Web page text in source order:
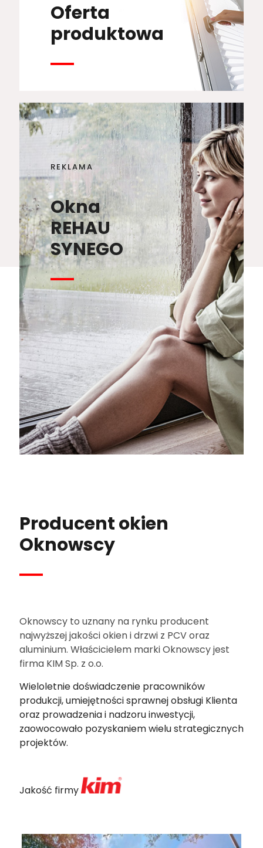
Oferta
produktowa
REKLAMA
Okna
REHAU
SYNEGO
Producent okien
Oknowscy
Oknowscy to uznany na rynku producent
najwyższej jakości okien i drzwi z PCV oraz
aluminium. Właścicielem marki Oknowscy jest
firma KIM Sp. z o.o.
Wieloletnie doświadczenie pracowników
produkcji, umiejętności sprawnej obsługi Klienta
oraz prowadzenia i nadzoru inwestycji,
zaowocowało pozyskaniem wielu strategicznych
projektów.
Jakość firmy